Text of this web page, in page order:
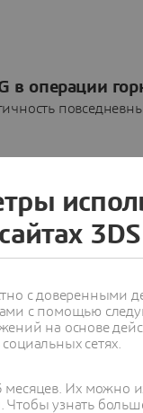
в операции
с
3DS
с доверенными
с помощью
на основе
сетях.
месяцев. Их
узнать